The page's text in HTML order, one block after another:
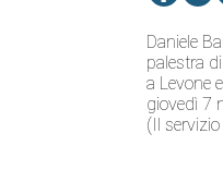
Daniele
palestra
a Levone
giovedì 7
(Il